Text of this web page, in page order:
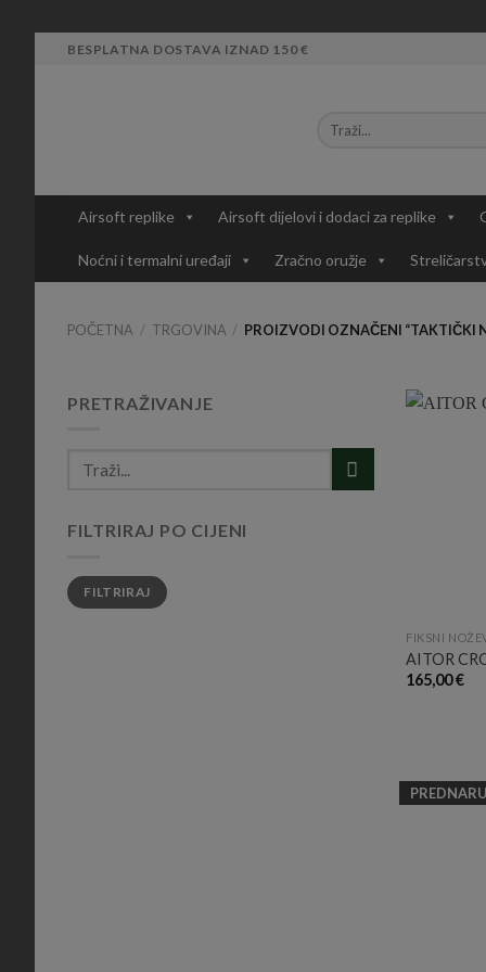
BESPLATNA DOSTAVA IZNAD 150 €
Airsoft replike Airsoft dijelovi i dodaci za replike
Noćni i termalni uređaji Zračno oružje
POČETNA / TRGOVINA / PROIZVODI OZNAČENI “TAKTIČKI
PRETRAŽIVANJE
FILTRIRAJ PO CIJENI
Min
cijena
Maks
cijenaFILTRIRAJ
FIKSNI
AITOR
165,00€